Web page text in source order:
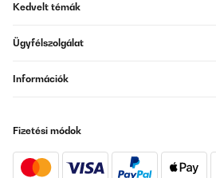
Kedvelt témák
Ügyfélszolgálat
Információk
Fizetési módok